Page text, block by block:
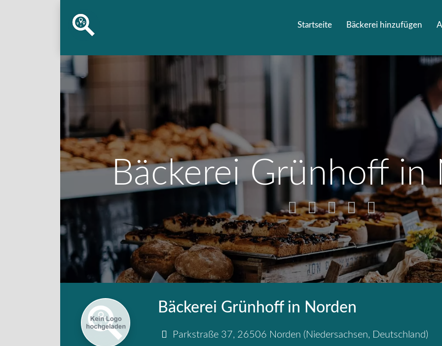
Startseite Bäckerei hinzufügen
Bäckerei Grünhoff in
Bäckerei Grünhoff in Norden
Parkstraße 37, 26506 Norden ( Niedersachsen, Deutschland)